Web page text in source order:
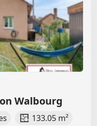
Walbourg
133.05 m²